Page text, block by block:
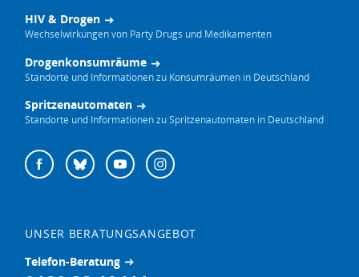
HIV & Drogen
Wechselwirkungen von Party Drugs und Medikamenten
Drogenkonsumräume
Standorte und Informationen zu Konsumräumen in Deutschland
Spritzenautomaten
Standorte und Informationen zu Spritzenautomaten in Deutschland
Deutsche
Aidshilfe
FacebookBlueskyYouTubeInstagram
UNSER BERATUNGSANGEBOT
Telefon-Beratung